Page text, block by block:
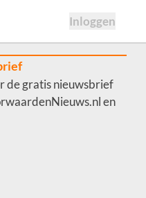
Inloggen
de gratis nieuwsbrief
en